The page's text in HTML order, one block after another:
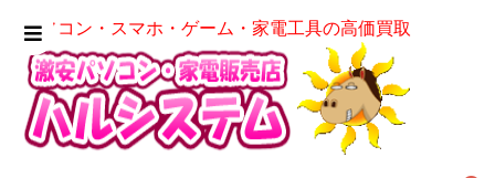
パソコン・スマホ・ゲーム・家電工具の高価買取